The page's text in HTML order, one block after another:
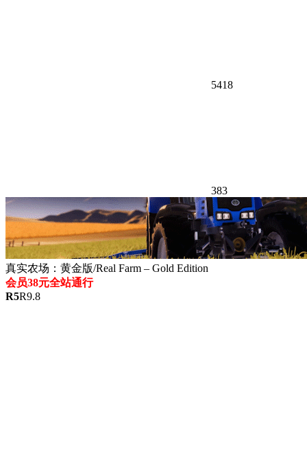
5418
383
真实农场：黄金版/Real Farm – Gold Edition
会员38元全站通行
R5R9.8